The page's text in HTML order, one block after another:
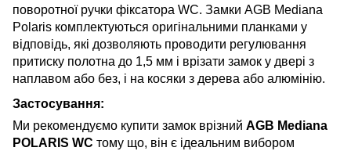
поворотної ручки фіксатора WC. Замки AGB Mediana
Polaris комплектуються оригінальними планками у
відповідь, які дозволяють проводити регулювання
притиску полотна до 1,5 мм і врізати замок у двері з
наплавом або без, і на косяки з дерева або алюмінію.
Застосування:
Ми рекомендуємо купити замок врізний AGB Mediana
POLARIS WC тому що, він є ідеальним вибором